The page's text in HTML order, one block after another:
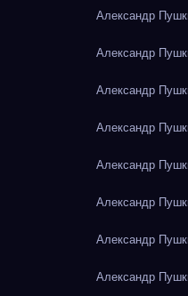
Александр
Александр
Александр
Александр
Александр
Александр
Александр
Александр